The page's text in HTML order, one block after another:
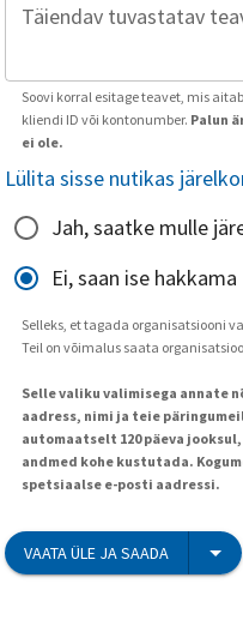
Täiendav tuvastatav
Soovi korral esitage teavet, mis
kliendi ID või kontonumber. Palun
ei ole.
Lülita sisse nutikas
Jah, saatke mulle
Ei, saan ise hakkama
Selleks, et tagada organisatsiooni
Teil on võimalus saata
Selle valiku valimisega annate
aadress, nimi ja teie
automaatselt 120 päeva
andmed kohe kustutada.
spetsiaalse e-posti aadressi.
VAATA ÜLE JA SAADA